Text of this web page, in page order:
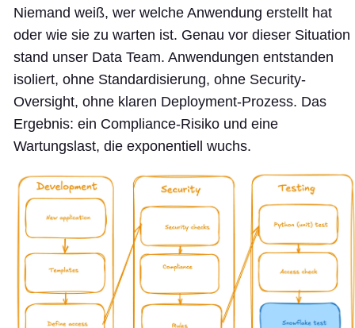
Niemand weiß, wer welche Anwendung erstellt hat
oder wie sie zu warten ist. Genau vor dieser Situation
stand unser Data Team. Anwendungen entstanden
isoliert, ohne Standardisierung, ohne Security-
Oversight, ohne klaren Deployment-Prozess. Das
Ergebnis: ein Compliance-Risiko und eine
Wartungslast, die exponentiell wuchs.